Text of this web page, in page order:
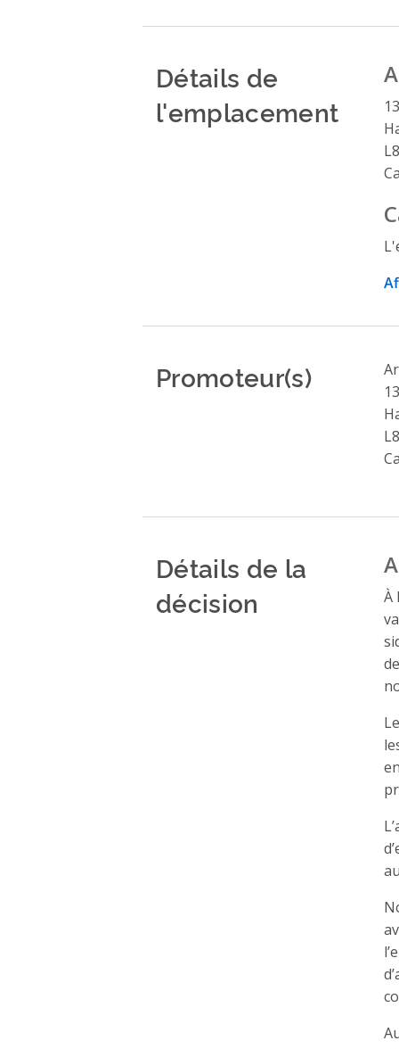
Détails de
l'emplacement
Promoteur(s)
Détails de la
décision
À